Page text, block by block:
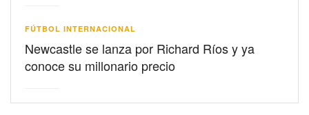
FÚTBOL INTERNACIONAL
Newcastle se lanza por Richard Ríos y ya
conoce su millonario precio